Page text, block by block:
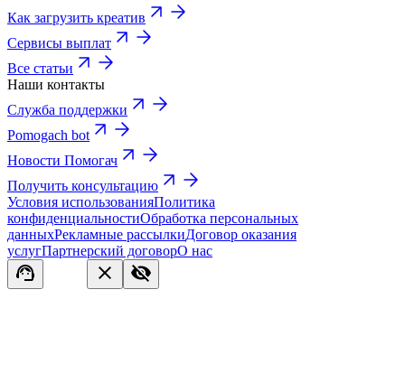
Как загрузить креатив
Сервисы выплат
Все статьи
Наши контакты
Служба поддержки
Pomogach bot
Новости Помогач
Получить консультацию
Условия использованияПолитика
конфиденциальностиОбработка персональных
данныхРекламные рассылкиДоговор оказания
услугПартнерский договорО нас